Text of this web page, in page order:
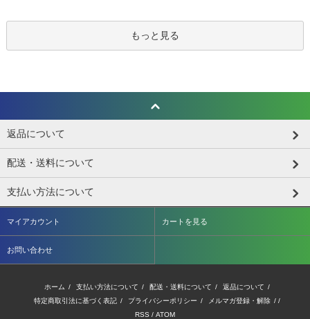
もっと見る
返品について
配送・送料について
支払い方法について
マイアカウント カートを見る
お問い合わせ
ホーム / 支払い方法について / 配送・送料について / 返品について /
特定商取引法に基づく表記 / プライバシーポリシー / メルマガ登録・解除 / /
RSS / ATOM